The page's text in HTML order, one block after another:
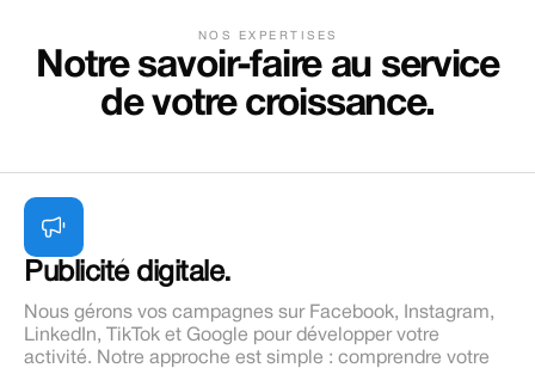
NOS EXPERTISES
Notre savoir-faire au service
de votre croissance.
Publicité digitale.
Nous gérons vos campagnes sur Facebook, Instagram,
LinkedIn, TikTok et Google pour développer votre
activité. Notre approche est simple : comprendre votre